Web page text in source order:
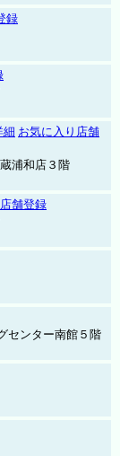
録
細 お気に入り店舗
浦和店３階
舗登録
センター南館５階